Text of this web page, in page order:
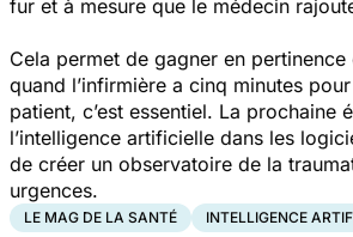
fur et à mesure que le médecin
Cela permet de gagner en
quand l’infirmière a cinq minutes
patient, c’est essentiel. La prochaine
l’intelligence artificielle dans les
de créer un observatoire de la
urgences.
LE MAG DE LA SANTÉ INTELLIGENCE